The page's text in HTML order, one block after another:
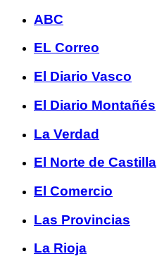
ABC
EL Correo
El Diario Vasco
El Diario Montañés
La Verdad
El Norte de Castilla
El Comercio
Las Provincias
La Rioja